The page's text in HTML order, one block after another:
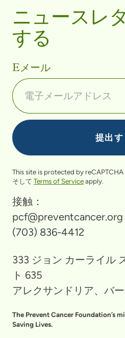
ニュースレ
する
Eメール
This site is protected by
そして Terms of Serviceapply.
接触：
pcf@preventcancer.org
(703) 836-4412
333 ジョン カーライル
ト 635
アレクサンドリア、バ
The Prevent Cancer Foundation’s
Saving Lives.